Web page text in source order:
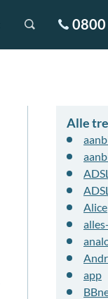
0800
Alle
Alice
app